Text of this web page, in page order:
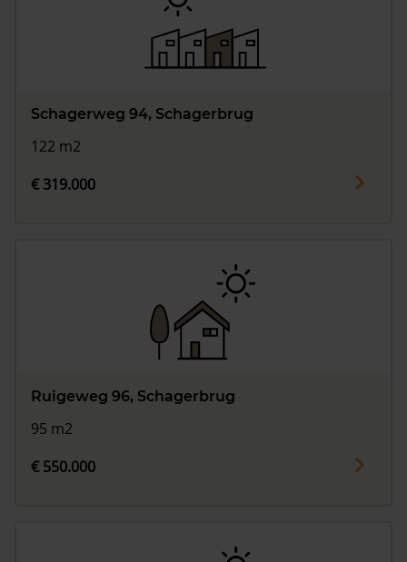
Vragen? Neem contact met ons op
088 220 4200
Schagerweg 94, Schagerbrug
122 m2
€ 319.000
Ruigeweg 96, Schagerbrug
95 m2
€ 550.000